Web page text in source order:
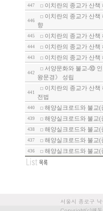
447 이치란의 종교가 산
446
이치란의 종교가 산
향
445 이치란의 종교가 산
444 이치란의 종교가 산
443 이치란의 종교가 산
442
서양문화와 불교-⑩
왕문경》 성립
441
이치란의 종교가 산
전법
440 해양실크로드와 불교
439 해양실크로드와 불교
438 해양실크로드와 불교
437 해양실크로드와 불교
436 해양실크로드와 불교(